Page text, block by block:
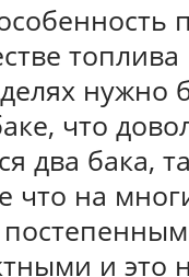
что
два бака,
что на
и это